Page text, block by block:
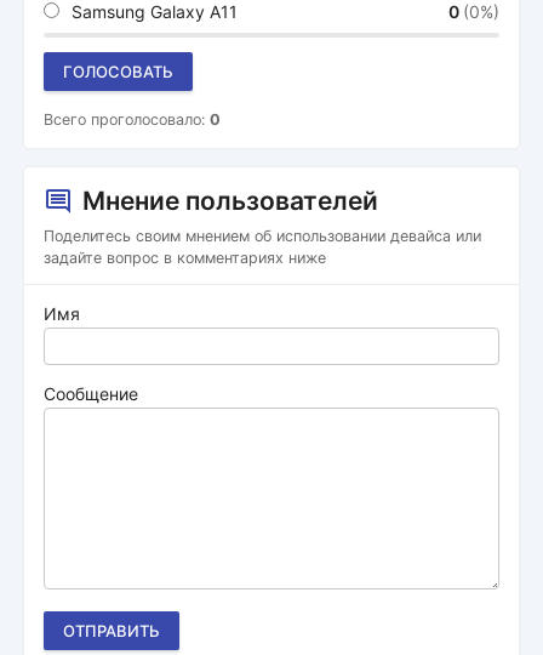
Samsung Galaxy A11 0 (0%)
ГОЛОСОВАТЬ
Всего проголосовало: 0
Мнение пользователей
Поделитесь своим мнением об использовании девайса или
задайте вопрос в комментариях ниже
Имя
Сообщение
ОТПРАВИТЬ